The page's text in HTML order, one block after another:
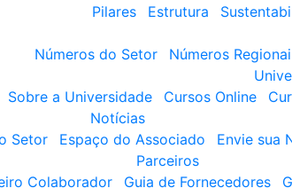
Pilares
Estrutura
Números do Setor
Números
Sobre a Universidade
Cursos Online
Notícias
Setor
Espaço do Associado Envie sua
Parceiros
Colaborador
Guia de Fornecedores